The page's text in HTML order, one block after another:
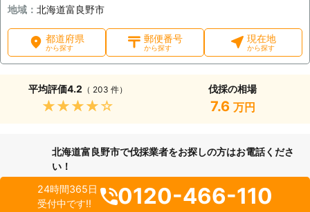
地域： 北海道富良野市
都道府県
から探す
郵便番号
から探す
現在地
から探す
平均評価4.2 （ 203 件）
★★★★★
伐採の相場
7.6 万円
北海道富良野市で伐採業者をお探しの方はお電話くださ
い！
24時間365日
受付中です!!
0120-466-110